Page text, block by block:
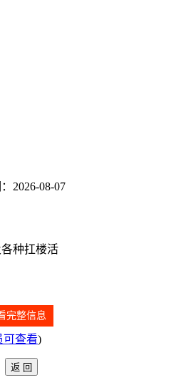
2026-08-07
种扛楼活
完整信息
可查看)